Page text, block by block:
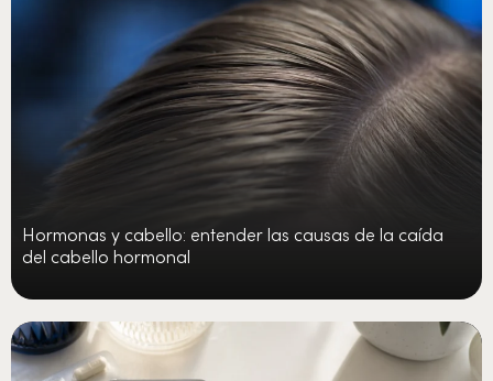
Hormonas y cabello: entender las causas de la caída
del cabello hormonal